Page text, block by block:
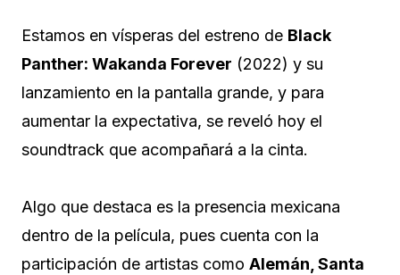
Estamos en vísperas del estreno de Black
Panther: Wakanda Forever (2022) y su
lanzamiento en la pantalla grande, y para
aumentar la expectativa, se reveló hoy el
soundtrack que acompañará a la cinta.
Algo que destaca es la presencia mexicana
dentro de la película, pues cuenta con la
participación de artistas como Alemán, Santa